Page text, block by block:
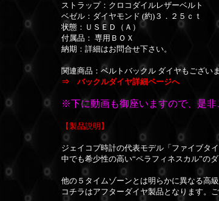
ストラップ：クロコダイルレザーベルト
ベゼル：ダイヤモンド (約)３．２５ｃｔ
状態：ＵＳＥＤ（Ａ）
付属品： 専用ＢＯＸ
納期：詳細はお問合せ下さい。
関連商品：ベルトバックル ダイヤもござい
⇒ バックルダイヤ詳細ページへ
※下に動画も御座いますので、是非
【製品説明】
ジェイコブ時計の代表モデル「ファイブタ
中でも希少性の高い“ペラフィネスカル”の
他の５タイムゾーンとは明らかに異なる高
コチラはアフターダイヤ製品となります。